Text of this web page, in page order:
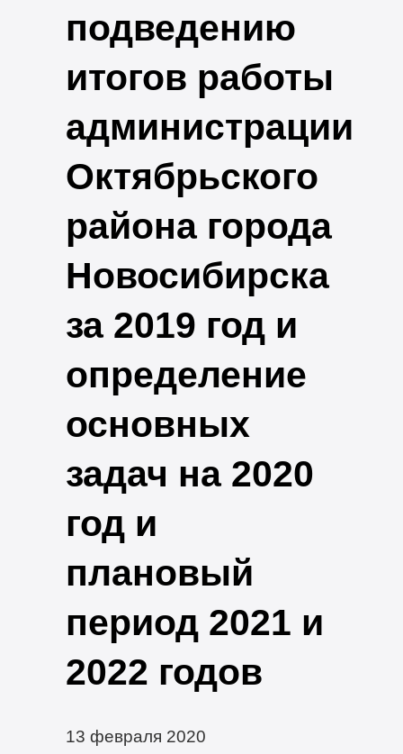
подведению
итогов работы
администрации
Октябрьского
района города
Новосибирска
за 2019 год и
определение
основных
задач на 2020
год и
плановый
период 2021 и
2022 годов
13 февраля 2020